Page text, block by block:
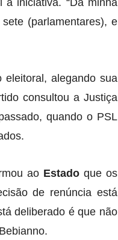
sete (parlamentares), e
alegando sua
consultou a Justiça
quando o PSL
ao Estado que os
de renúncia está
deliberado é que não